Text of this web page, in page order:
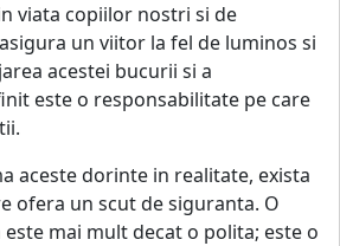
viata copiilor nostri si de
un viitor la fel de luminos si
acestei bucurii si a
este o responsabilitate pe care
aceste dorinte in realitate, exista
ofera un scut de siguranta. O
este mai mult decat o polita; este o